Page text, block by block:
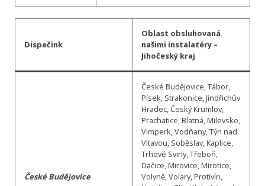
Dispečink
Oblast obsluhovaná
našimi instalatéry –
Jihočeský kraj
České Budějovice
České Budějovice, Tábor,
Písek, Strakonice, Jindřichův
Hradec, Český Krumlov,
Prachatice, Blatná, Milevsko,
Vimperk, Vodňany, Týn nad
Vltavou, Soběslav, Kaplice,
Trhové Sviny, Třeboň,
Dačice, Mirovice, Mirotice,
Volyně, Volary, Protivín,